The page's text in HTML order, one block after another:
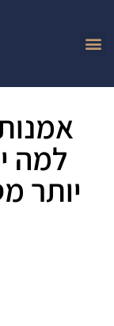
למה
יותר